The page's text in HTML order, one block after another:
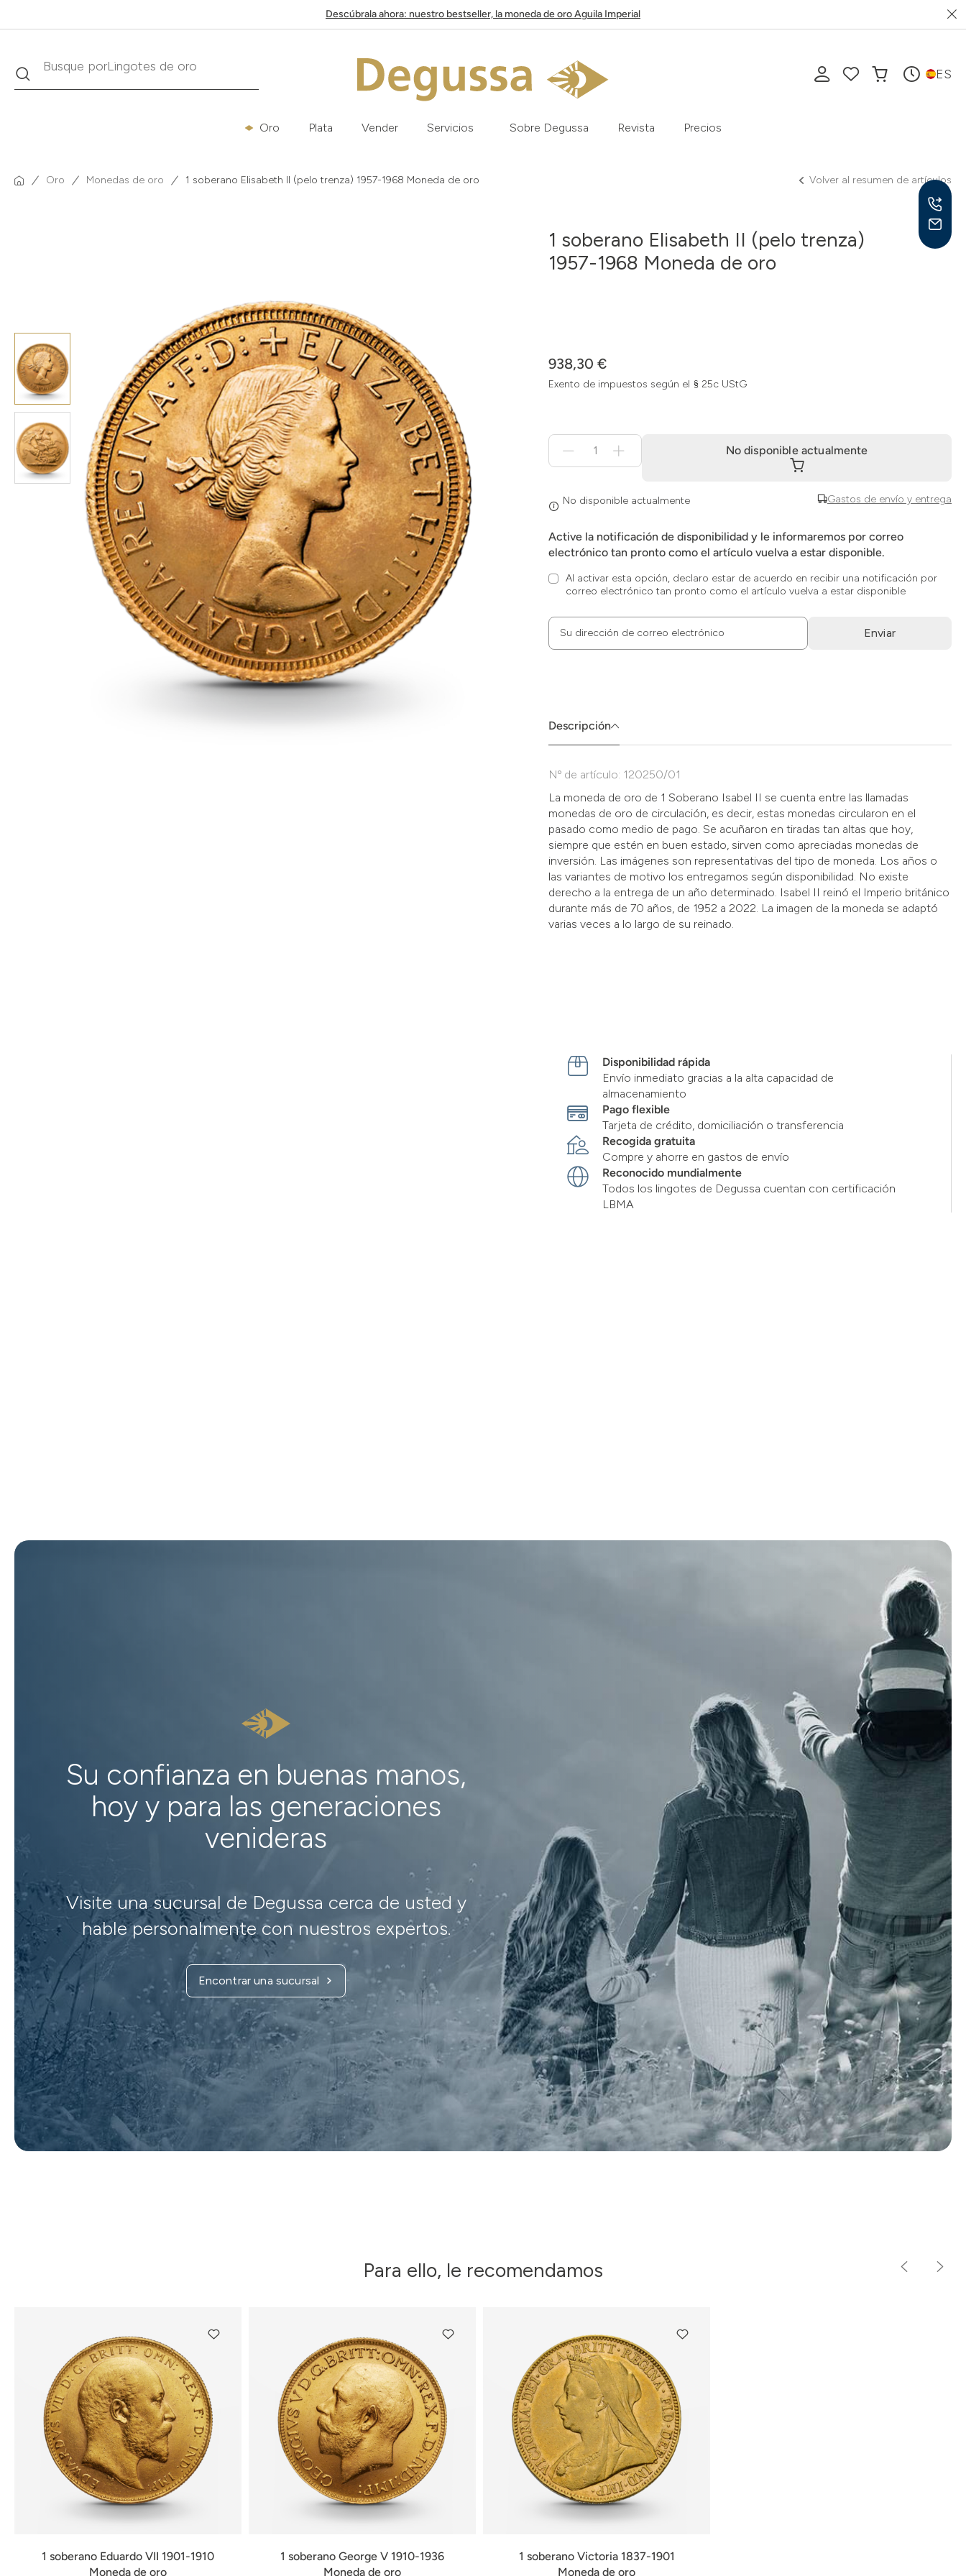
Descúbrala ahora: nuestro bestseller, la moneda de oro Aguila Imperial
BuscarBusque porKrugerrand ES
Oro Plata Vender Servicios Sobre Degussa Revista Precios
Oro Monedas de oro 1 soberano Elisabeth II (pelo trenza) 1957-1968 Moneda de oro Volver al resumen de artículos
1 soberano Elisabeth II (pelo trenza)
1957-1968 Moneda de oro
938,30 €
Exento de impuestos según el § 25c UStG
Gastos de envío y entrega
für
No
actualmente
No disponible actualmente
No disponible actualmente
Active la notificación de disponibilidad y le informaremos por correo
electrónico tan pronto como el artículo vuelva a estar disponible.
Al activar esta opción, declaro estar de acuerdo en recibir una notificación por
correo electrónico tan pronto como el artículo vuelva a estar disponible
Su dirección de correo electrónico
Enviar
die
Zustimmung
Descripción
Nº de artículo: 120250/01
La moneda de oro de 1 Soberano Isabel II se cuenta entre las llamadas
monedas de oro de circulación, es decir, estas monedas circularon en el
pasado como medio de pago. Se acuñaron en tiradas tan altas que hoy,
siempre que estén en buen estado, sirven como apreciadas monedas de
inversión. Las imágenes son representativas del tipo de moneda. Los años o
las variantes de motivo los entregamos según disponibilidad. No existe
derecho a la entrega de un año determinado. Isabel II reinó el Imperio británico
durante más de 70 años, de 1952 a 2022. La imagen de la moneda se adaptó
varias veces a lo largo de su reinado.
Disponibilidad rápida
Envío inmediato gracias a la alta capacidad de
almacenamiento
Pago flexible
Tarjeta de crédito, domiciliación o transferencia
Recogida gratuita
Compre y ahorre en gastos de envío
Reconocido mundialmente
Todos los lingotes de Degussa cuentan con certificación
LBMA
Su confianza en buenas manos,
hoy y para las generaciones
venideras
Visite una sucursal de Degussa cerca de usted y
hable personalmente con nuestros expertos.
Encontrar una sucursal
Para ello, le recomendamos
1 soberano Eduardo VII 1901-1910
Moneda de oro
1 soberano George V 1910-1936
Moneda de oro
1 soberano Victoria 1837-1901
Moneda de oro